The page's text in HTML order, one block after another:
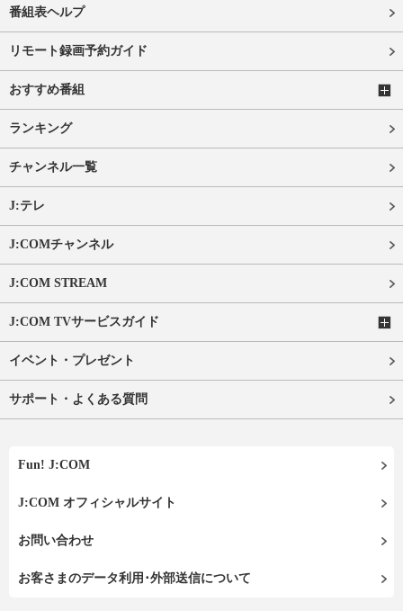
番組表ヘルプ
リモート録画予約ガイド
おすすめ番組
ランキング
チャンネル一覧
J:テレ
J:COMチャンネル
J:COM STREAM
J:COM TVサービスガイド
イベント・プレゼント
サポート・よくある質問
Fun! J:COM
J:COM オフィシャルサイト
お問い合わせ
お客さまのデータ利用･外部送信について